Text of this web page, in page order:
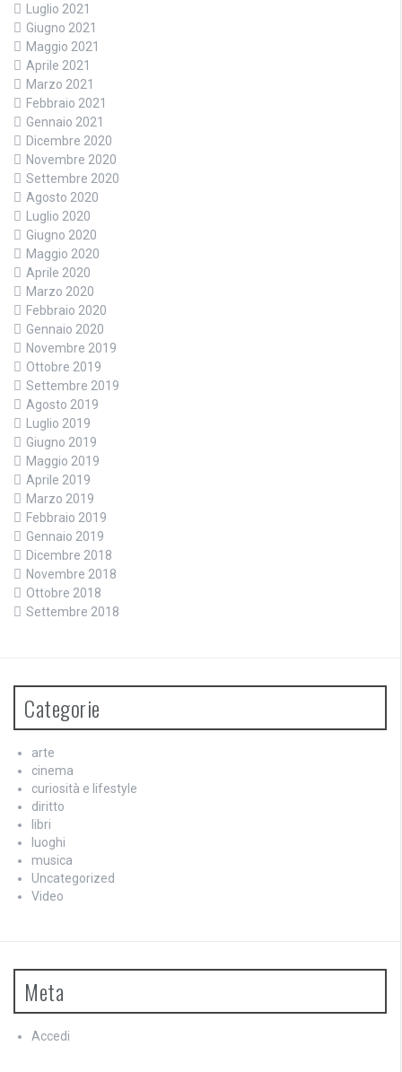
Luglio 2021
Giugno 2021
Maggio 2021
Aprile 2021
Marzo 2021
Febbraio 2021
Gennaio 2021
Dicembre 2020
Novembre 2020
Settembre 2020
Agosto 2020
Luglio 2020
Giugno 2020
Maggio 2020
Aprile 2020
Marzo 2020
Febbraio 2020
Gennaio 2020
Novembre 2019
Ottobre 2019
Settembre 2019
Agosto 2019
Luglio 2019
Giugno 2019
Maggio 2019
Aprile 2019
Marzo 2019
Febbraio 2019
Gennaio 2019
Dicembre 2018
Novembre 2018
Ottobre 2018
Settembre 2018
Categorie
arte
cinema
curiosità e lifestyle
diritto
libri
luoghi
musica
Uncategorized
Video
Meta
Accedi